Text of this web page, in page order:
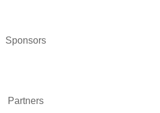
Sponsors
Partners